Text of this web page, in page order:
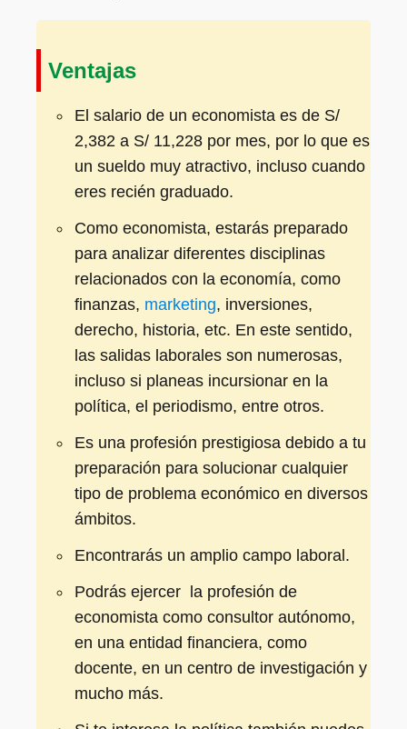
Ventajas
El salario de un economista es de S/
2,382 a S/ 11,228 por mes, por lo que es
un sueldo muy atractivo, incluso cuando
eres recién graduado.
Como economista, estarás preparado
para analizar diferentes disciplinas
relacionados con la economía, como
finanzas, marketing, inversiones,
derecho, historia, etc. En este sentido,
las salidas laborales son numerosas,
incluso si planeas incursionar en la
política, el periodismo, entre otros.
Es una profesión prestigiosa debido a tu
preparación para solucionar cualquier
tipo de problema económico en diversos
ámbitos.
Encontrarás un amplio campo laboral.
Podrás ejercer la profesión de
economista como consultor autónomo,
en una entidad financiera, como
docente, en un centro de investigación y
mucho más.